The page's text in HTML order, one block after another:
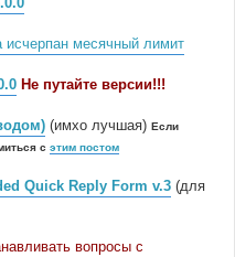
исчерпан месячный лимит
Не путайте версии!!!
(имхо лучшая) Если
с этим постом
Quick Reply Form v.3 (для
вопросы с